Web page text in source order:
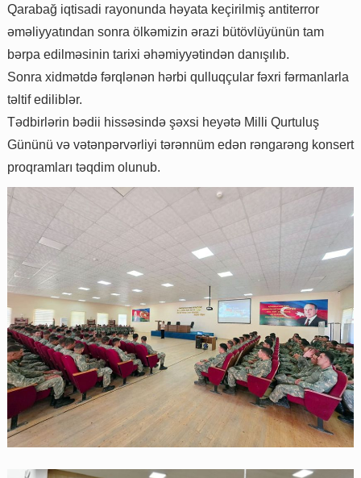
Qarabağ iqtisadi rayonunda həyata keçirilmiş antiterror
əməliyyatından sonra ölkəmizin ərazi bütövlüyünün tam
bərpa edilməsinin tarixi əhəmiyyətindən danışılıb.
Sonra xidmətdə fərqlənən hərbi qulluqçular fəxri fərmanlarla
təltif ediliblər.
Tədbirlərin bədii hissəsində şəxsi heyətə Milli Qurtuluş
Gününü və vətənpərvərliyi tərənnüm edən rəngarəng konsert
proqramları təqdim olunub.